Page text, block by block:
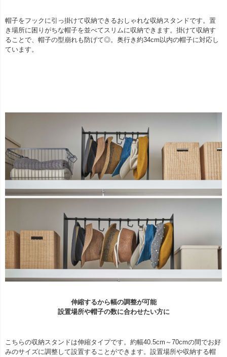
帽子をフックに引っ掛けて収納できるおしゃれな収納スタンドです。置
き場所に困りがちな帽子を並べてスリムに収納できます。掛けて収納す
ることで、帽子の型崩れも防げて◎。奥行き約34cm以内の帽子に対応し
ています。
伸縮するから幅の調整が可能
設置場所や帽子の数に合わせたい方に
こちらの収納スタンドは伸縮タイプです。約幅40.5cm～70cmの間でお好
みのサイズに調整して設置することができます。設置場所や収納する帽